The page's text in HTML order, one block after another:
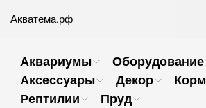
Акватема.рф
Аквариумы
Оборудование
Аксессуары
Декор Корм
Рептилии
Пруд